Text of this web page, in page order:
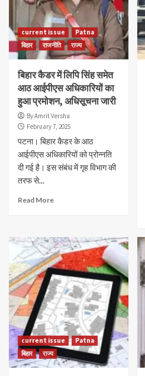
current issue
Patna
बिहार
राजनीति राज्य
बिहार कैडर में लिपि सिंह समेत
आठ आईपीएस अधिकारियों का
हुआ प्रमोशन, अधिसूचना जारी
By Amrit Versha
February 7, 2025
पटना। बिहार कैडर के आठ
आईपीएस अधिकारियों को प्रोन्नति
दी गई है। इस संबंध में गृह विभाग की
तरफ से...
Read More
current issue
Patna
बिहार
राज्य